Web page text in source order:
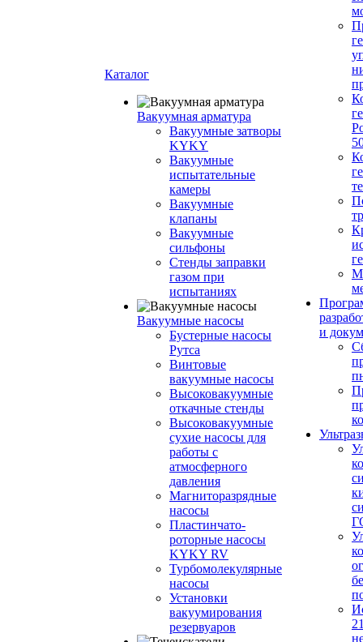
Каталог
Вакуумная арматура
Вакуумные затворы
KYKY
Вакуумные
испытательные
камеры
Вакуумные
клапаны
Вакуумные
сильфоны
Стенды заправки
газом при
испытаниях
Вакуумные насосы
Бустерные насосы
Рутса
Винтовые
вакуумные насосы
Высоковакуумные
откачные стенды
Высоковакуумные
сухие насосы для
работы с
атмосферного
давления
Магниторазрядные
насосы
Пластинчато-
роторные насосы
KYKY RV
Турбомолекулярные
насосы
Установки
вакуумирования
резервуаров
и